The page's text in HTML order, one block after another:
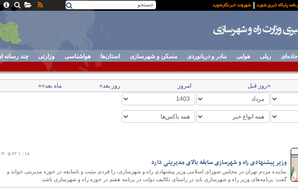
جاده‌ای ریلی هوایی بنادر و دریانوردی مسکن و شهرسازی استان‌ها هواشناسی وزارتی چند رسانه
«روز قبل امروز روز بعد» ماه بعد»»
۱۴۰۳-۰۵-۲۲
وزیر پیشنهادی راه و شهرسازی سابقه بالای مدیریتی دارد
نماینده مردم تهران در مجلس شورای اسلامی وزیر پیشنهادی راه و شهرسازی، را فردی مثبت و باسابقه در حوزه مدیریتی خواند و
گفت: برنامه‌های وزیر راه و شهرسازی باید در راستای تکالیف دولت در برنامه هفتم در حوزه راه و شهرسازی باشد.